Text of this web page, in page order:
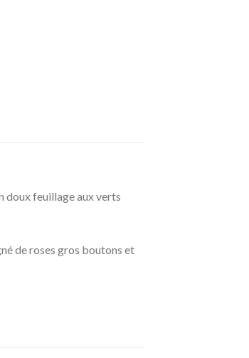
doux feuillage aux verts
de roses gros boutons et